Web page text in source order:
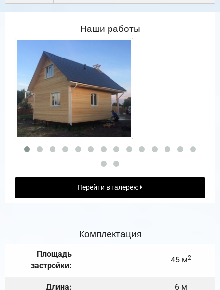
Наши работы
Перейти в галерею
Комплектация
Площадь
застройки:
45 м2
Длина: 6 м